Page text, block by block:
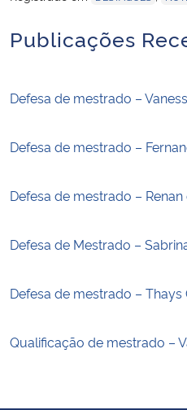
Planalto
Publicações
Defesa de mestrado –
Defesa de mestrado –
Defesa de mestrado –
Defesa de Mestrado –
Defesa de mestrado – Thays
Qualificação de mestrado –